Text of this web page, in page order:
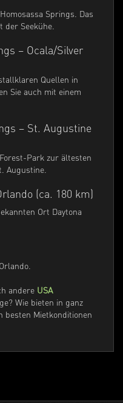
Springs. Das
Seekühe.
– Ocala/Silver
Quellen in
Sie auch mit einem
– St. Augustine
Park zur ältesten
Augustine.
(ca. 180 km)
Ort Daytona
andere USA
Wie bieten in ganz
besten Mietkonditionen